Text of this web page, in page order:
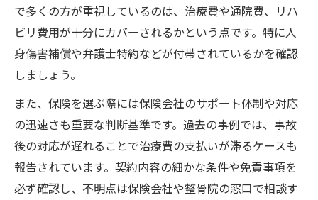
で多くの方が重視しているのは、治療費や通院費、リハ
ビリ費用が十分にカバーされるかという点です。特に人
身傷害補償や弁護士特約などが付帯されているかを確認
しましょう。
また、保険を選ぶ際には保険会社のサポート体制や対応
の迅速さも重要な判断基準です。過去の事例では、事故
後の対応が遅れることで治療費の支払いが滞るケースも
報告されています。契約内容の細かな条件や免責事項を
必ず確認し、不明点は保険会社や整骨院の窓口で相談す